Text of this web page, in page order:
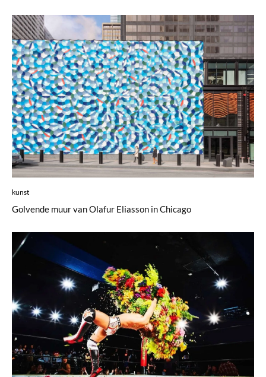
kunst
Golvende muur van Olafur Eliasson in Chicago